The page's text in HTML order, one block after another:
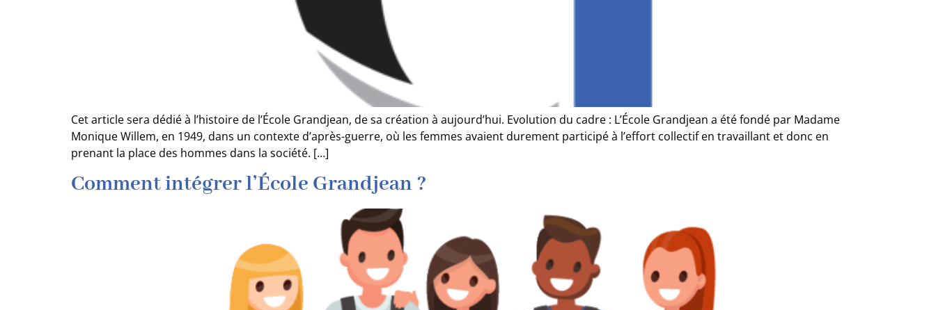
Cet article sera dédié à l’histoire de l’École Grandjean, de sa création à aujourd’hui. Evolution du cadre : L’École Grandjean a été fondé par Madame
Monique Willem, en 1949, dans un contexte d’après-guerre, où les femmes avaient durement participé à l’effort collectif en travaillant et donc en
prenant la place des hommes dans la société. […]
Comment intégrer l’École Grandjean ?